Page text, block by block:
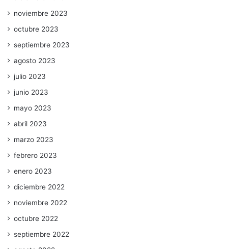
noviembre 2023
octubre 2023
septiembre 2023
agosto 2023
julio 2023
junio 2023
mayo 2023
abril 2023
marzo 2023
febrero 2023
enero 2023
diciembre 2022
noviembre 2022
octubre 2022
septiembre 2022